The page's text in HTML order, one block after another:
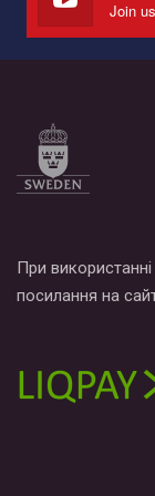
Все, что вам
по этой ссылке
Join
При
посилання на